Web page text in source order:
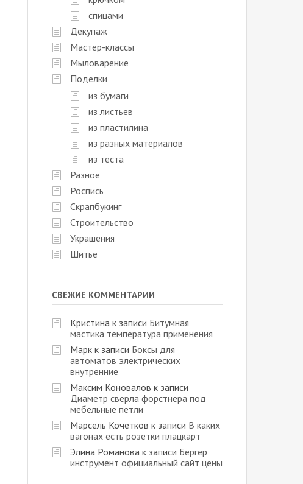
спицами
Декупаж
Мастер-классы
Мыловарение
Поделки
из бумаги
из листьев
из пластилина
из разных материалов
из теста
Разное
Роспись
Скрапбукинг
Строительство
Украшения
Шитье
СВЕЖИЕ КОММЕНТАРИИ
Кристина к записи Битумная
мастика температура применения
Марк к записи Боксы для
автоматов электрических
внутренние
Максим Коновалов к записи
Диаметр сверла форстнера под
мебельные петли
Марсель Кочетков к записи В каких
вагонах есть розетки плацкарт
Элина Романова к записи Бергер
инструмент официальный сайт цены